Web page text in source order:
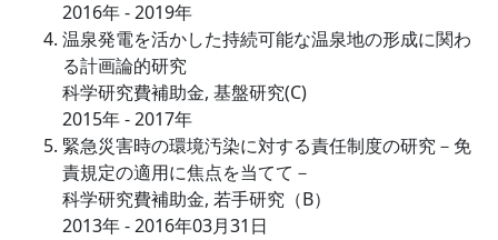
2016年 - 2019年
温泉発電を活かした持続可能な温泉地の形成に関わ
る計画論的研究
科学研究費補助金, 基盤研究(C)
2015年 - 2017年
緊急災害時の環境汚染に対する責任制度の研究－免
責規定の適用に焦点を当てて－
科学研究費補助金, 若手研究（B）
2013年 - 2016年03月31日